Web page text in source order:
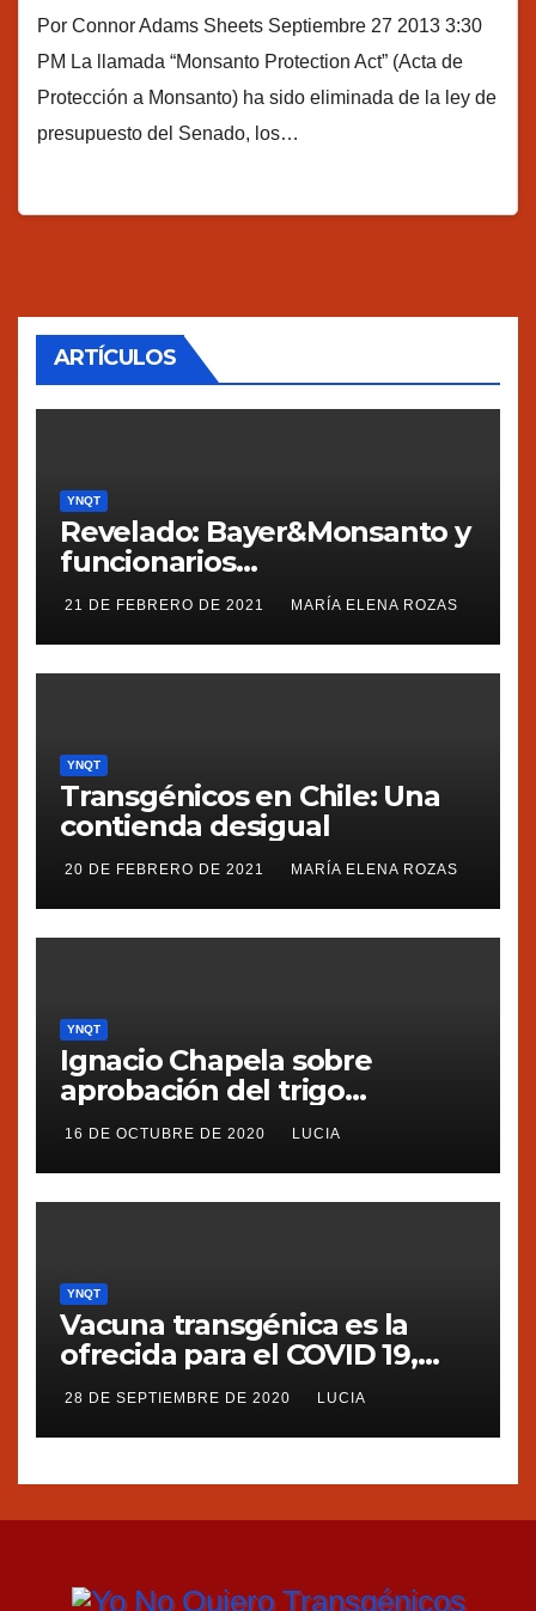
Por Connor Adams Sheets Septiembre 27 2013 3:30
PM La llamada “Monsanto Protection Act” (Acta de
Protección a Monsanto) ha sido eliminada de la ley de
presupuesto del Senado, los…
ARTÍCULOS
YNQT
Revelado: Bayer&Monsanto y
funcionarios
estadounidenses
presionaron a México
21 DE FEBRERO DE 2021 MARÍA ELENA ROZAS
YNQT
Transgénicos en Chile: Una
contienda desigual
20 DE FEBRERO DE 2021 MARÍA ELENA ROZAS
YNQT
Ignacio Chapela sobre
aprobación del trigo
transgénico en Argentina
16 DE OCTUBRE DE 2020 LUCIA
YNQT
Vacuna transgénica es la
ofrecida para el COVID 19,
dice Silvia Ribeiro de ETC
group
28 DE SEPTIEMBRE DE 2020 LUCIA